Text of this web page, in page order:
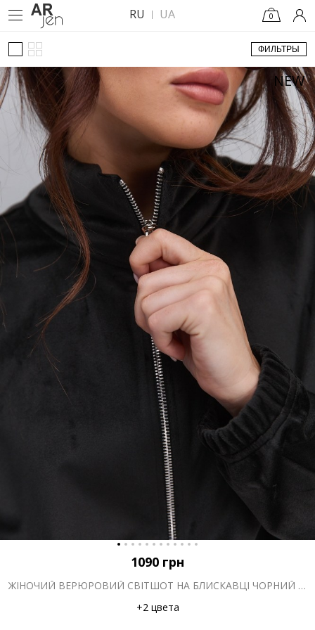
RU UA 0
ФИЛЬТРЫ
NEW
1090 грн
ЖІНОЧИЙ ВЕРЮРОВИЙ СВІТШОТ НА БЛИСКАВЦІ ЧОРНИЙ З КОМІРОМ-СТІЙКОЮ
+2 цвета